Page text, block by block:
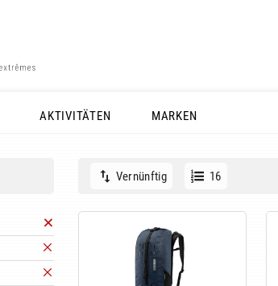
AKTIVITÄTEN MARKEN
Vernünftig 16